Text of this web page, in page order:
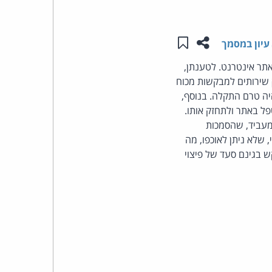
שתפו עמוד זה
שמור ב"תכנים שלי"
עיון במסמך
אינטרנט. לטענתן,
למבקשות מכוח
טרם התקלה. בנוסף,
באתר ולתחזק אותו.
שהסמכות
שלא ניתן לאוכפו, מה
בגינם סעד של פיצוי